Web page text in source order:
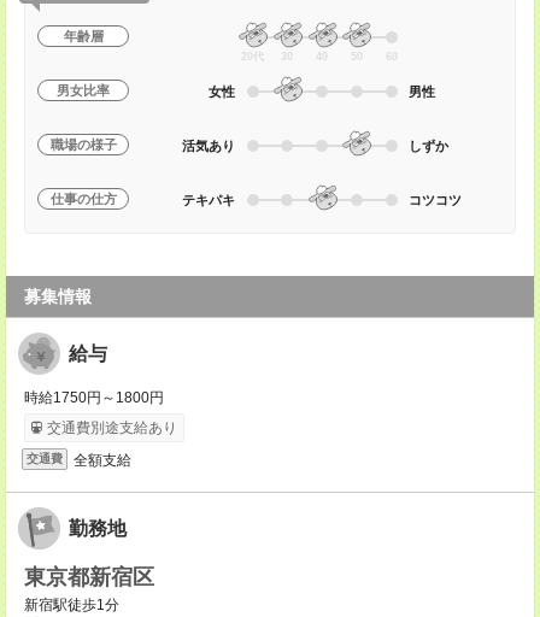
年齢層
20代 30 40 50 60
男女比率 女性 男性
職場の様子 活気あり しずか
仕事の仕方 テキパキ コツコツ
募集情報
給与
時給1750円～1800円
交通費別途支給あり
交通費 全額支給
勤務地
東京都新宿区
新宿駅徒歩1分